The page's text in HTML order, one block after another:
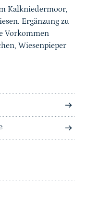
Kalkniedermoor,
Ergänzung zu
Vorkommen
Wiesenpieper